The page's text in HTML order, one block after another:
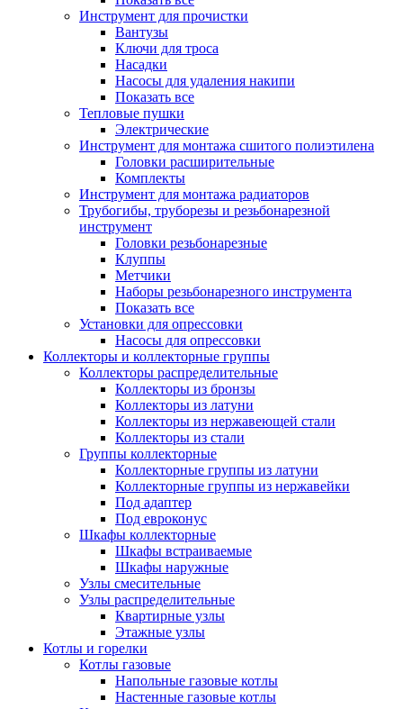
Инструмент для прочистки
Вантузы
Ключи для троса
Насадки
Насосы для удаления накипи
Показать все
Тепловые пушки
Электрические
Инструмент для монтажа сшитого полиэтилена
Головки расширительные
Комплекты
Инструмент для монтажа радиаторов
Трубогибы, труборезы и резьбонарезной
инструмент
Головки резьбонарезные
Клуппы
Метчики
Наборы резьбонарезного инструмента
Показать все
Установки для опрессовки
Насосы для опрессовки
Коллекторы и коллекторные группы
Коллекторы распределительные
Коллекторы из бронзы
Коллекторы из латуни
Коллекторы из нержавеющей стали
Коллекторы из стали
Группы коллекторные
Коллекторные группы из латуни
Коллекторные группы из нержавейки
Под адаптер
Под евроконус
Шкафы коллекторные
Шкафы встраиваемые
Шкафы наружные
Узлы смесительные
Узлы распределительные
Квартирные узлы
Этажные узлы
Котлы и горелки
Котлы газовые
Напольные газовые котлы
Настенные газовые котлы